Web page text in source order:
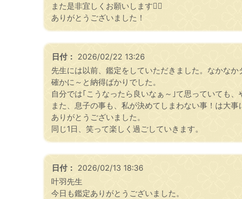
また是非宜しくお願いします🙇‍♀️
ありがとうございました！
日付： 2026/02/22 13:26
先生には以前、鑑定をしていただきました。なかな
確かに～と納得ばかりでした。
自分では｢こうなったら良いなぁ～｣て思っていても
また、息子の事も、私が決めてしまわない事！は大事
ありがとうございました。
同じ1日、笑って楽しく過ごしていきます。
日付： 2026/02/13 18:36
叶羽先生
今日も鑑定ありがとうございました。